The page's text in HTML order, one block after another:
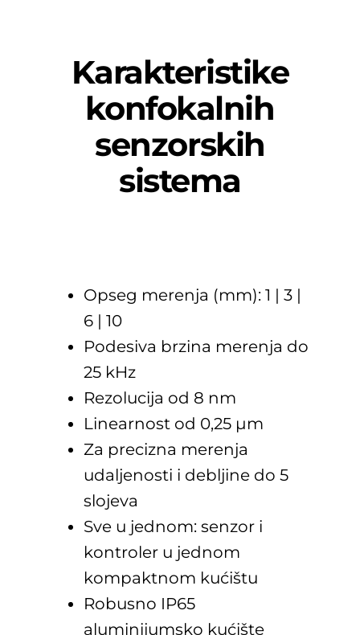
Karakteristike
konfokalnih
senzorskih
sistema
Opseg merenja (mm): 1 | 3 |
6 | 10
Podesiva brzina merenja do
25 kHz
Rezolucija od 8 nm
Linearnost od 0,25 µm
Za precizna merenja
udaljenosti i debljine do 5
slojeva
Sve u jednom: senzor i
kontroler u jednom
kompaktnom kućištu
Robusno IP65
aluminijumsko kućište